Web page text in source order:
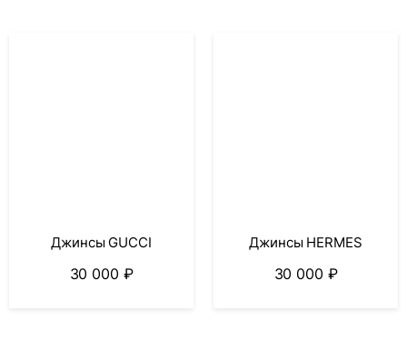
Джинсы GUCCI
30 000 ₽
Джинсы HERMES
30 000 ₽